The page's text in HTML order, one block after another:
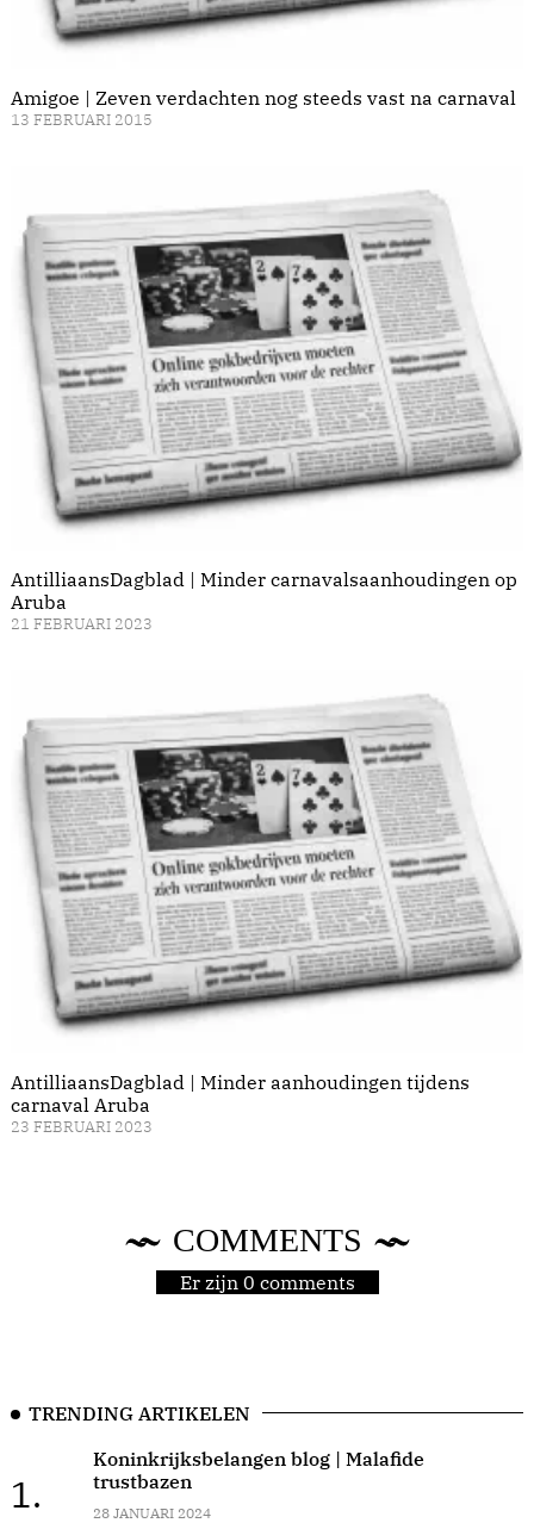
Amigoe | Zeven verdachten nog steeds vast na carnaval
13 FEBRUARI 2015
AntilliaansDagblad | Minder carnavalsaanhoudingen op
Aruba
21 FEBRUARI 2023
AntilliaansDagblad | Minder aanhoudingen tijdens
carnaval Aruba
23 FEBRUARI 2023
COMMENTS
Er zijn 0 comments
TRENDING ARTIKELEN
1.
Koninkrijksbelangen blog | Malafide
trustbazen
28 JANUARI 2024